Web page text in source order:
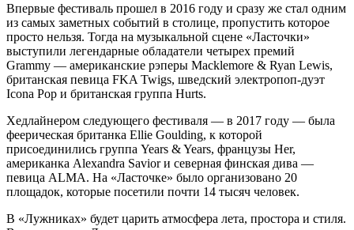
Впервые фестиваль прошел в 2016 году и сразу же стал одним
из самых заметных событий в столице, пропустить которое
просто нельзя. Тогда на музыкальной сцене «Ласточки»
выступили легендарные обладатели четырех премий
Grammy — американские рэперы Macklemore & Ryan Lewis,
британская певица FKA Twigs, шведский электропоп-дуэт
Icona Pop и британская группа Hurts.
Хедлайнером следующего фестиваля — в 2017 году — была
феерическая британка Ellie Goulding, к которой
присоединились группа Years & Years, французы Her,
американка Alexandra Savior и северная финская дива —
певица ALMA. На «Ласточке» было организовано 20
площадок, которые посетили почти 14 тысяч человек.
В «Лужниках» будет царить атмосфера лета, простора и стиля.